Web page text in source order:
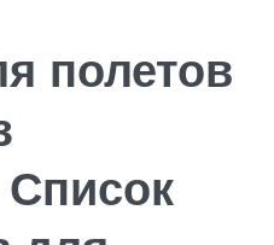
полетов